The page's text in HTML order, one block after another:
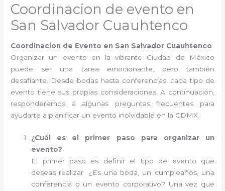
Coordinacion de evento en
San Salvador Cuauhtenco
Coordinacion de Evento en San Salvador Cuauhtenco
Organizar un evento en la vibrante Ciudad de México
puede ser una tarea emocionante, pero también
desafiante. Desde bodas hasta conferencias, cada tipo de
evento tiene sus propias consideraciones. A continuación,
responderemos a algunas preguntas frecuentes para
ayudarte a planificar un evento inolvidable en la CDMX.
¿Cuál es el primer paso para organizar un
evento?
El primer paso es definir el tipo de evento que
deseas realizar. ¿Es una boda, un cumpleaños, una
conferencia o un evento corporativo? Una vez que